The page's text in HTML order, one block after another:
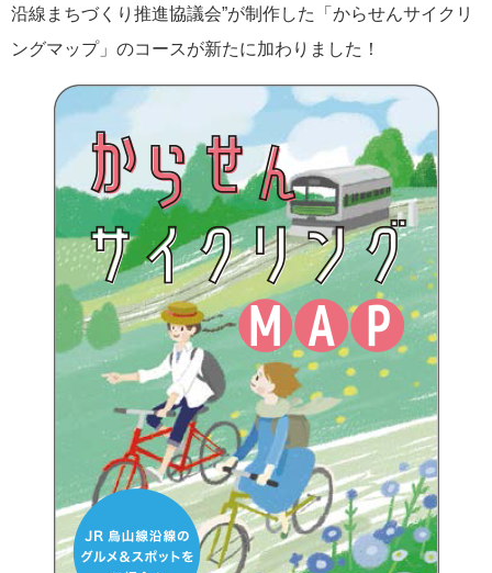
沿線まちづくり推進協議会”が制作した「からせんサイクリ
ングマップ」のコースが新たに加わりました！